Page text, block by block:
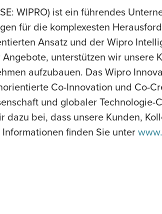
WIPRO) ist ein führendes
für die komplexesten
Ansatz und der Wipro
unterstützen wir
aufzubauen. Das Wipro
Co-Innovation und Co-
und globaler
bei, dass unsere Kunden,
finden Sie unter